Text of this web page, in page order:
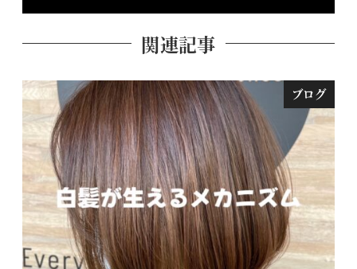
関連記事
ブログ